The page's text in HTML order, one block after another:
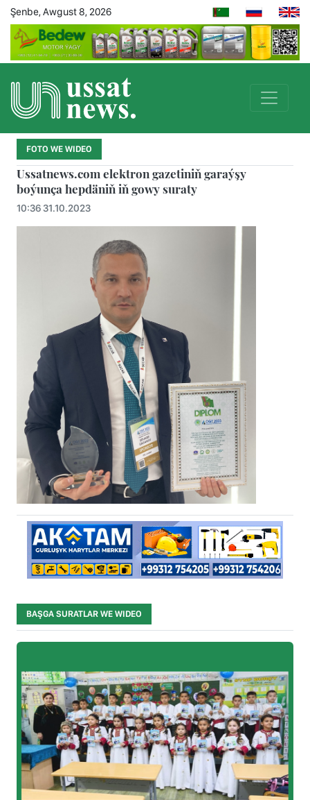
Şenbe, Awgust 8, 2026
FOTO WE WIDEO
Ussatnews.com elektron gazetiniň garaýşy
boýunça hepdäniň iň gowy suraty
10:36 31.10.2023
BAŞGA SURATLAR WE WIDEO